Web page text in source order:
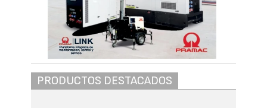
PRODUCTOS DESTACADOS